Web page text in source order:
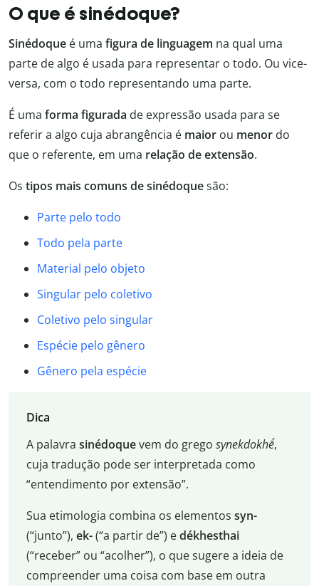
O que é sinédoque?
Sinédoque é uma figura de linguagem na qual uma
parte de algo é usada para representar o todo. Ou vice-
versa, com o todo representando uma parte.
É uma forma figurada de expressão usada para se
referir a algo cuja abrangência é maior ou menor do
que o referente, em uma relação de extensão.
Os tipos mais comuns de sinédoquesão:
Parte pelo todo
Todo pela parte
Material pelo objeto
Singular pelo coletivo
Coletivo pelo singular
Espécie pelo gênero
Gênero pela espécie
Dica
A palavra sinédoquevem do grego synekdokhḗ,
cuja tradução pode ser interpretada como
“entendimento por extensão”.
Sua etimologia combina os elementos syn-
(“junto”), ek-(“a partir de”) edékhesthai
(“receber” ou “acolher”), o que sugere a ideia de
compreender uma coisa com base em outra